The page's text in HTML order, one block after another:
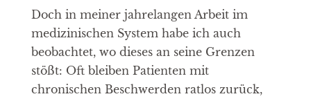
Doch in meiner jahrelangen Arbeit im
medizinischen System habe ich auch
beobachtet, wo dieses an seine Grenzen
stößt: Oft bleiben Patienten mit
chronischen Beschwerden ratlos zurück,